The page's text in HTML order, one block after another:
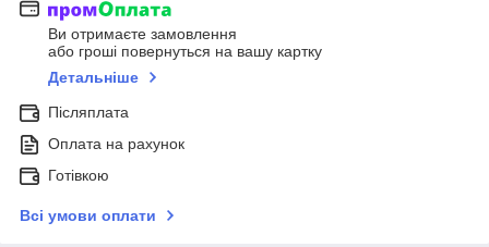
Ви отримаєте замовлення
або гроші повернуться на вашу картку
Детальніше
Післяплата
Оплата на рахунок
Готівкою
Всі умови оплати